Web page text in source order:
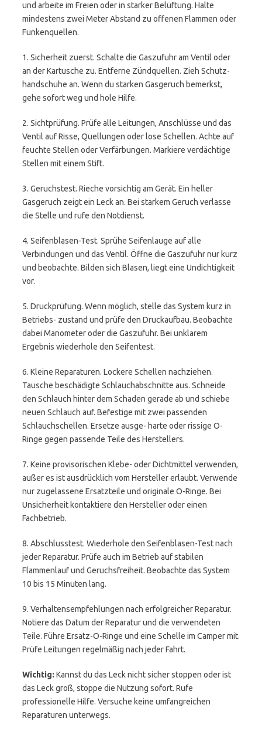
und arbeite im Freien oder in starker Belüftung. Halte
mindestens zwei Meter Abstand zu offenen Flammen oder
Funkenquellen.
1. Sicherheit zuerst. Schalte die Gaszufuhr am Ventil oder
an der Kartusche zu. Entferne Zündquellen. Zieh Schutz-
handschuhe an. Wenn du starken Gasgeruch bemerkst,
gehe sofort weg und hole Hilfe.
2. Sichtprüfung. Prüfe alle Leitungen, Anschlüsse und das
Ventil auf Risse, Quellungen oder lose Schellen. Achte auf
feuchte Stellen oder Verfärbungen. Markiere verdächtige
Stellen mit einem Stift.
3. Geruchstest. Rieche vorsichtig am Gerät. Ein heller
Gasgeruch zeigt ein Leck an. Bei starkem Geruch verlasse
die Stelle und rufe den Notdienst.
4. Seifenblasen-Test. Sprühe Seifenlauge auf alle
Verbindungen und das Ventil. Öffne die Gaszufuhr nur kurz
und beobachte. Bilden sich Blasen, liegt eine Undichtigkeit
vor.
5. Druckprüfung. Wenn möglich, stelle das System kurz in
Betriebs- zustand und prüfe den Druckaufbau. Beobachte
dabei Manometer oder die Gaszufuhr. Bei unklarem
Ergebnis wiederhole den Seifentest.
6. Kleine Reparaturen. Lockere Schellen nachziehen.
Tausche beschädigte Schlauchabschnitte aus. Schneide
den Schlauch hinter dem Schaden gerade ab und schiebe
neuen Schlauch auf. Befestige mit zwei passenden
Schlauchschellen. Ersetze ausge- harte oder rissige O-
Ringe gegen passende Teile des Herstellers.
7. Keine provisorischen Klebe- oder Dichtmittel verwenden,
außer es ist ausdrücklich vom Hersteller erlaubt. Verwende
nur zugelassene Ersatzteile und originale O-Ringe. Bei
Unsicherheit kontaktiere den Hersteller oder einen
Fachbetrieb.
8. Abschlusstest. Wiederhole den Seifenblasen-Test nach
jeder Reparatur. Prüfe auch im Betrieb auf stabilen
Flammenlauf und Geruchsfreiheit. Beobachte das System
10 bis 15 Minuten lang.
9. Verhaltensempfehlungen nach erfolgreicher Reparatur.
Notiere das Datum der Reparatur und die verwendeten
Teile. Führe Ersatz-O-Ringe und eine Schelle im Camper mit.
Prüfe Leitungen regelmäßig nach jeder Fahrt.
Wichtig: Kannst du das Leck nicht sicher stoppen oder ist
das Leck groß, stoppe die Nutzung sofort. Rufe
professionelle Hilfe. Versuche keine umfangreichen
Reparaturen unterwegs.